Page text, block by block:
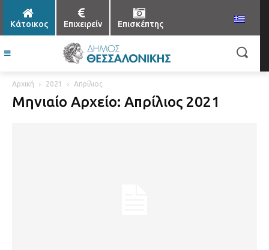
Κάτοικος Επιχειρείν Επισκέπτης
Αρχική 2021 Απρίλιος
Μηνιαίο Αρχείο: Απρίλιος 2021